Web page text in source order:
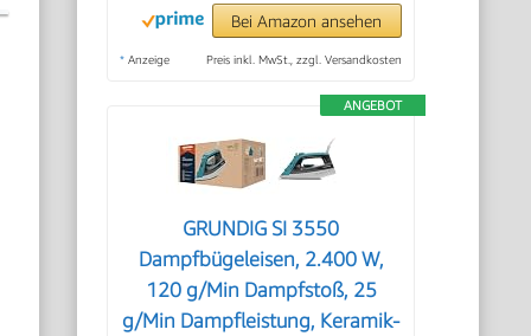
Bei Amazon ansehen
* Anzeige Preis inkl. MwSt., zzgl. Versandkosten
ANGEBOT
GRUNDIG SI 3550
Dampfbügeleisen, 2.400 W,
120 g/Min Dampfstoß, 25
g/Min Dampfleistung, Keramik-